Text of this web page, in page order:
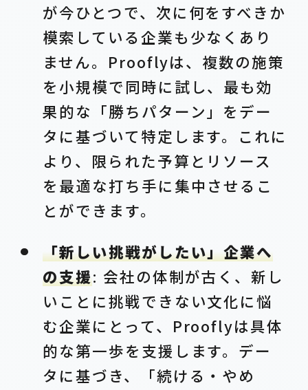
が今ひとつで、次に何をすべきか
模索している企業も少なくあり
ません。Prooflyは、複数の施策
を小規模で同時に試し、最も効
果的な「勝ちパターン」をデー
タに基づいて特定します。これに
より、限られた予算とリソース
を最適な打ち手に集中させるこ
とができます。
「新しい挑戦がしたい」企業へ
の支援: 会社の体制が古く、新し
いことに挑戦できない文化に悩
む企業にとって、Prooflyは具体
的な第一歩を支援します。デー
タに基づき、「続ける・やめ